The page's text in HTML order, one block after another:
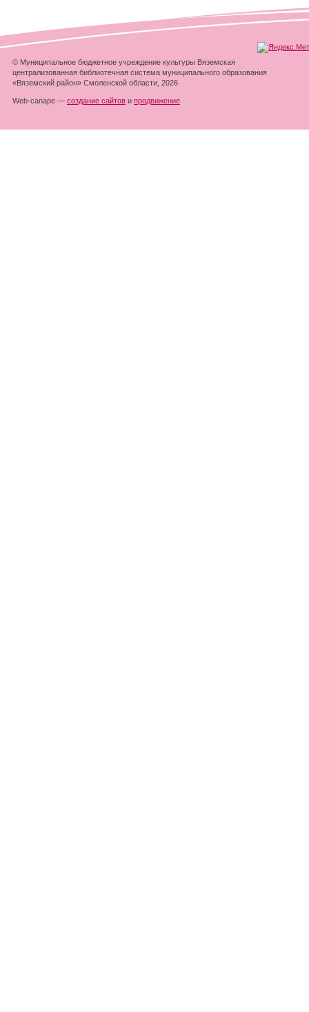
© Муниципальное бюджетное учреждение культуры Вяземская
централизованная библиотечная система муниципального образования
«Вяземский район» Смоленской области, 2026
Web-canape — создание сайтов и продвижение